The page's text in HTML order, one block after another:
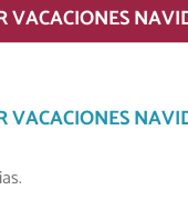
VACACIONES
VACACIONES